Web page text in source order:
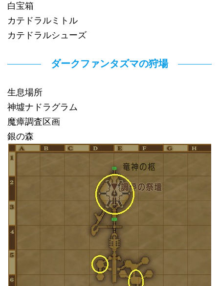
白宝箱
カテドラルミトル
カテドラルシューズ
ダークファンタズマの狩場
生息場所
神墟ナドラグラム
魔瘴調査区画
銀の森